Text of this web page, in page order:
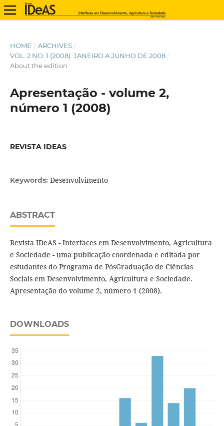
HOME / ARCHIVES /
VOL. 2 NO. 1 (2008): JANEIRO A JUNHO DE 2008 /
About the edition
Apresentação - volume 2,
número 1 (2008)
REVISTA IDEAS
Keywords: Desenvolvimento
ABSTRACT
Revista IDeAS - Interfaces em Desenvolvimento, Agricultura
e Sociedade - uma publicação coordenada e editada por
estudantes do Programa de PósGraduação de Ciências
Sociais em Desenvolvimento, Agricultura e Sociedade.
Apresentação do volume 2, número 1 (2008).
DOWNLOADS